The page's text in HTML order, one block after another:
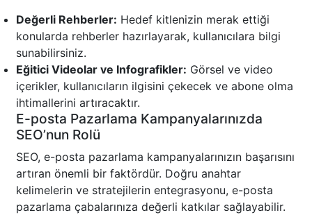
Değerli Rehberler: Hedef kitlenizin merak ettiği
konularda rehberler hazırlayarak, kullanıcılara bilgi
sunabilirsiniz.
Eğitici Videolar ve Infografikler: Görsel ve video
içerikler, kullanıcıların ilgisini çekecek ve abone olma
ihtimallerini artıracaktır.
E-posta Pazarlama Kampanyalarınızda
SEO’nun Rolü
SEO, e-posta pazarlama kampanyalarınızın başarısını
artıran önemli bir faktördür. Doğru anahtar
kelimelerin ve stratejilerin entegrasyonu, e-posta
pazarlama çabalarınıza değerli katkılar sağlayabilir.